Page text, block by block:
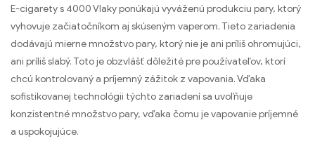
E-cigarety s 4000 Vlaky ponúkajú vyváženú produkciu pary, ktorý
vyhovuje začiatočníkom aj skúseným vaperom. Tieto zariadenia
dodávajú mierne množstvo pary, ktorý nie je ani príliš ohromujúci,
ani príliš slabý. Toto je obzvlášť dôležité pre používateľov, ktorí
chcú kontrolovaný a príjemný zážitok z vapovania. Vďaka
sofistikovanej technológii týchto zariadení sa uvoľňuje
konzistentné množstvo pary, vďaka čomu je vapovanie príjemné
a uspokojujúce.